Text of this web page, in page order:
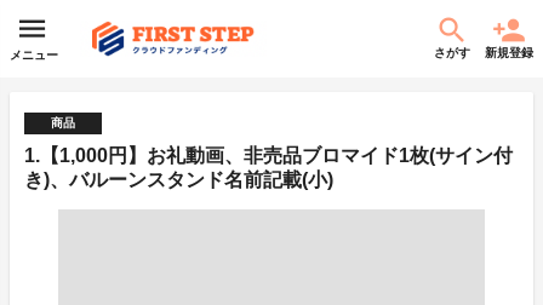
メニュー さがす 新規登録
商品
1.【1,000円】お礼動画、非売品ブロマイド1枚(サイン付
き)、バルーンスタンド名前記載(小)